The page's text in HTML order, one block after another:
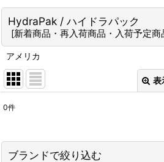
HydraPak / ハイドラパック
[新着商品・再入荷商品・入荷予定商
アメリカ
表
並び順
0件
ブランドで絞り込む